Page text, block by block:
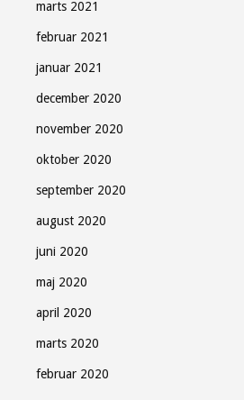
marts 2021
februar 2021
januar 2021
december 2020
november 2020
oktober 2020
september 2020
august 2020
juni 2020
maj 2020
april 2020
marts 2020
februar 2020